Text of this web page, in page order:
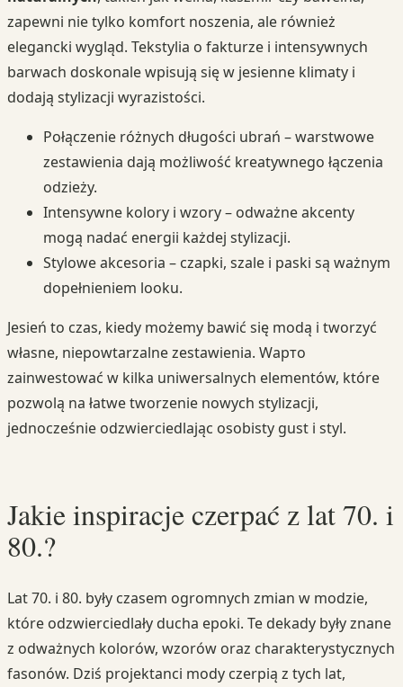
zapewni nie tylko komfort noszenia, ale również
elegancki wygląd. Tekstylia o fakturze i intensywnych
barwach doskonale wpisują się w jesienne klimaty i
dodają stylizacji wyrazistości.
Połączenie różnych długości ubrań – warstwowe
zestawienia dają możliwość kreatywnego łączenia
odzieży.
Intensywne kolory i wzory – odważne akcenty
mogą nadać energii każdej stylizacji.
Stylowe akcesoria – czapki, szale i paski są ważnym
dopełnieniem looku.
Jesień to czas, kiedy możemy bawić się modą i tworzyć
własne, niepowtarzalne zestawienia. Wартo
zainwestować w kilka uniwersalnych elementów, które
pozwolą na łatwe tworzenie nowych stylizacji,
jednocześnie odzwierciedlając osobisty gust i styl.
Jakie inspiracje czerpać z lat 70. i
80.?
Lat 70. i 80. były czasem ogromnych zmian w modzie,
które odzwierciedlały ducha epoki. Te dekady były znane
z odważnych kolorów, wzorów oraz charakterystycznych
fasonów. Dziś projektanci mody czerpią z tych lat,